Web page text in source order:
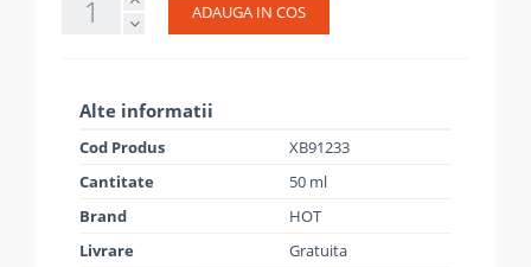
ADAUGA IN COS
Alte informatii
Cod Produs
XB91233
Cantitate
50 ml
Brand
HOT
Livrare
Gratuita